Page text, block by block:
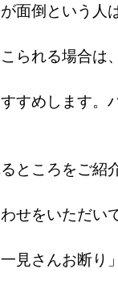
面倒という人
られる場合は
すめします。
ところをご紹
せをいただい
見さんお断り